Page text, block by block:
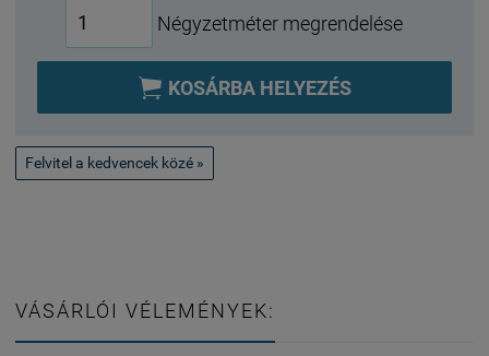
Négyzetméter megrendelése
 KOSÁRBA HELYEZÉS
Felvitel a kedvencek közé »
VÁSÁRLÓI VÉLEMÉNYEK: